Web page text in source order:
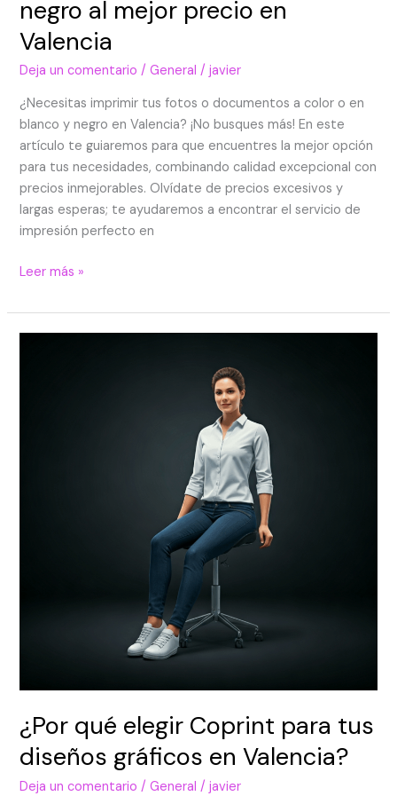
negro al mejor precio en
Valencia
Deja un comentario /General /javier
¿Necesitas imprimir tus fotos o documentos a color o en
blanco y negro en Valencia? ¡No busques más! En este
artículo te guiaremos para que encuentres la mejor opción
para tus necesidades, combinando calidad excepcional con
precios inmejorables. Olvídate de precios excesivos y
largas esperas; te ayudaremos a encontrar el servicio de
impresión perfecto en
Leer más »
¿Por qué elegir Coprint para tus
diseños gráficos en Valencia?
Deja un comentario /General /javier